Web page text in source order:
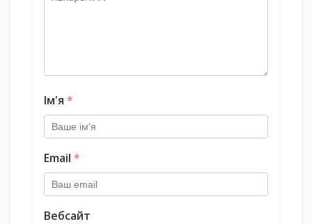
Ім'я *
Email *
Вебсайт